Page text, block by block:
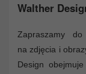
Walther
Zapraszamy
na zdjęcia i
Design